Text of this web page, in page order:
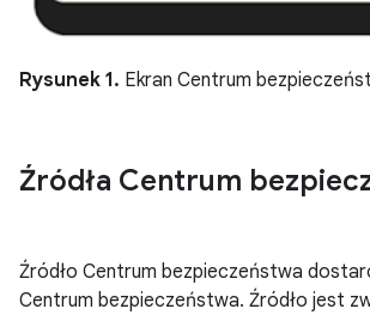
Rysunek 1. Ekran Centrum
Źródła Centrum
Źródło Centrum bezpieczeństwa
Centrum bezpieczeństwa. Źródło jest